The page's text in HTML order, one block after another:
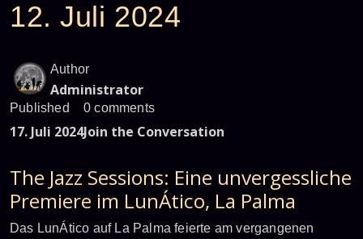
12. Juli 2024
Author
Administrator
Published
17. Juli 2024
0 comments
Join the Conversation
The Jazz Sessions: Eine unvergessliche
Premiere im LunÁtico, La Palma
Das LunÁtico auf La Palma feierte am vergangenen